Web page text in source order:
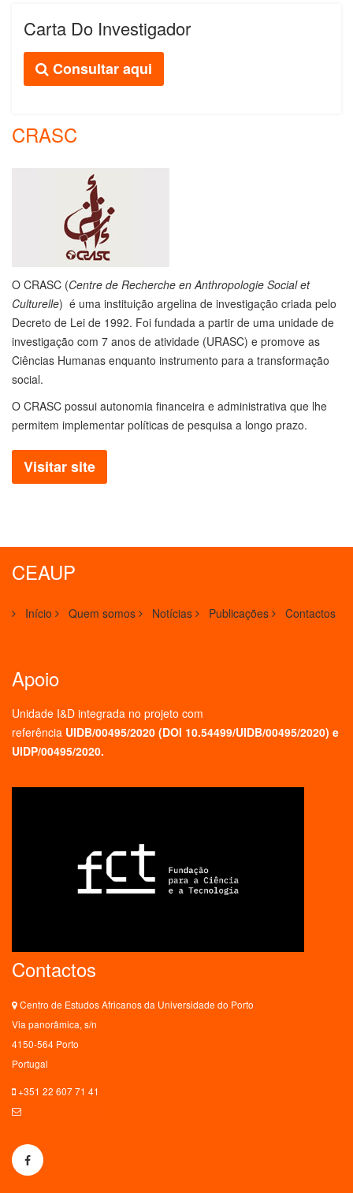
Carta Do Investigador
Consultar aqui
CRASC
O CRASC (Centre de Recherche en Anthropologie Social et
Culturelle) é uma instituição argelina de investigação criada pelo
Decreto de Lei de 1992. Foi fundada a partir de uma unidade de
investigação com 7 anos de atividade (URASC) e promove as
Ciências Humanas enquanto instrumento para a transformação
social.
O CRASC possui autonomia financeira e administrativa que lhe
permitem implementar políticas de pesquisa a longo prazo.
Visitar site
CEAUP
Início Quem somos Notícias Publicações Contactos
Apoio
Unidade I&D integrada no projeto com
referência UIDB/00495/2020 (DOI 10.54499/UIDB/00495/2020) e
UIDP/00495/2020.
Contactos
Centro de Estudos Africanos da Universidade do Porto
Via panorâmica, s/n
4150-564 Porto
Portugal
+351 22 607 71 41